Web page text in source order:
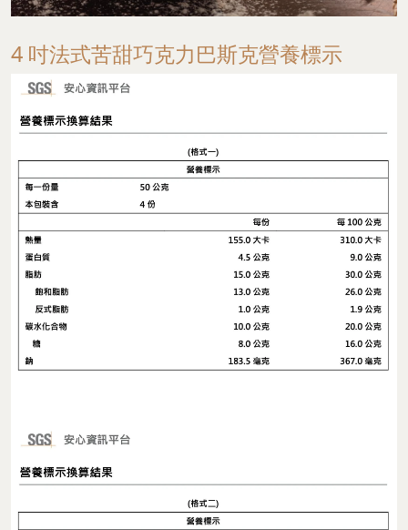
4 吋法式苦甜巧克力巴斯克營養標示